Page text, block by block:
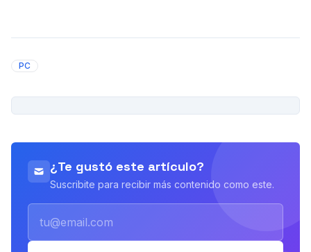
PC
¿Te gustó este artículo?
Suscribite para recibir más contenido como este.